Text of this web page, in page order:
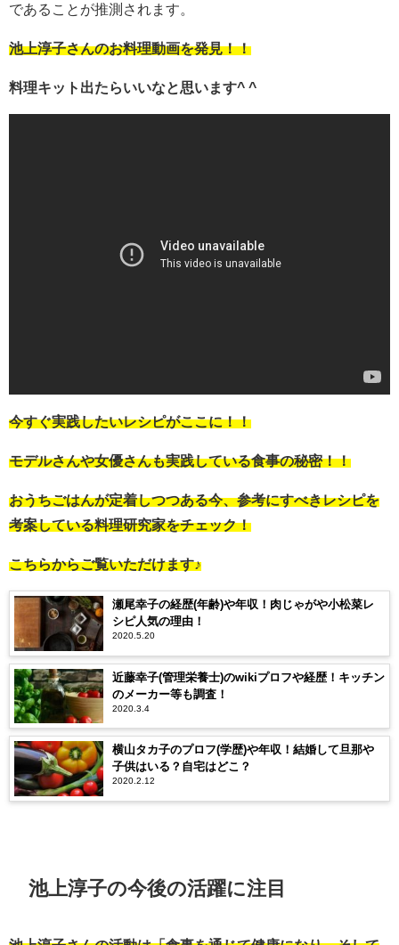
であることが推測されます。
池上淳子さんのお料理動画を発見！！
料理キット出たらいいなと思います^ ^
今すぐ実践したいレシピがここに！！
モデルさんや女優さんも実践している食事の秘密！！
おうちごはんが定着しつつある今、参考にすべきレシピを
考案している料理研究家をチェック！
こちらからご覧いただけます♪
瀬尾幸子の経歴(年齢)や年収！肉じゃがや小松菜レ
シピ人気の理由！
2020.5.20
近藤幸子(管理栄養士)のwikiプロフや経歴！キッチン
のメーカー等も調査！
2020.3.4
横山タカ子のプロフ(学歴)や年収！結婚して旦那や
子供はいる？自宅はどこ？
2020.2.12
池上淳子の今後の活躍に注目